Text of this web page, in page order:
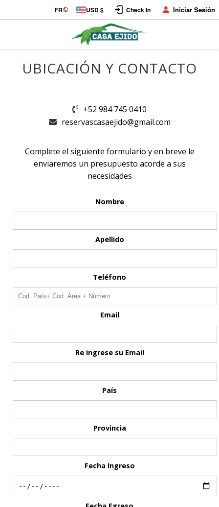
FR USD $ Check In Iniciar Sesión
UBICACIÓN Y CONTACTO
+52 984 745 0410
reservascasaejido@gmail.com
Complete el siguiente formulario y en breve le
enviaremos un presupuesto acorde a sus
necesidades
Nombre
Apellido
Teléfono
Email
Re ingrese su Email
País
Provincia
Fecha Ingreso